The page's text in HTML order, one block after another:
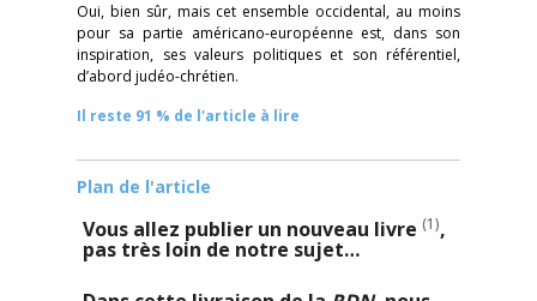
Oui, bien sûr, mais cet ensemble occidental, au moins
pour sa partie américano-européenne est, dans son
inspiration, ses valeurs politiques et son référentiel,
d’abord judéo-chrétien.
Il reste 91 % de l'article à lire
Plan de l'article
Vous allez publier un nouveau livre (1),
pas très loin de notre sujet…